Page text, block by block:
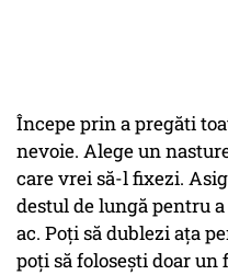
Începe prin a pregăti
nevoie. Alege un
care vrei să-l fixezi.
destul de lungă pentru
ac. Poți să dublezi ața
poți să folosești doar